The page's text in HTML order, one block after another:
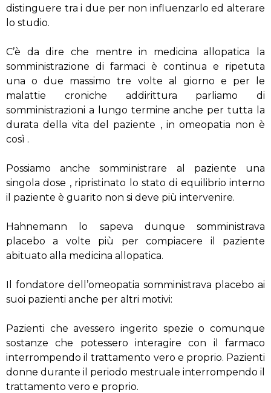
distinguere tra i due per non influenzarlo ed alterare
lo studio.
C’è da dire che mentre in medicina allopatica la
somministrazione di farmaci è continua e ripetuta
una o due massimo tre volte al giorno e per le
malattie croniche addirittura parliamo di
somministrazioni a lungo termine anche per tutta la
durata della vita del paziente , in omeopatia non è
così .
Possiamo anche somministrare al paziente una
singola dose , ripristinato lo stato di equilibrio interno
il paziente è guarito non si deve più intervenire.
Hahnemann lo sapeva dunque somministrava
placebo a volte più per compiacere il paziente
abituato alla medicina allopatica.
Il fondatore dell’omeopatia somministrava placebo ai
suoi pazienti anche per altri motivi:
Pazienti che avessero ingerito spezie o comunque
sostanze che potessero interagire con il farmaco
interrompendo il trattamento vero e proprio. Pazienti
donne durante il periodo mestruale interrompendo il
trattamento vero e proprio.